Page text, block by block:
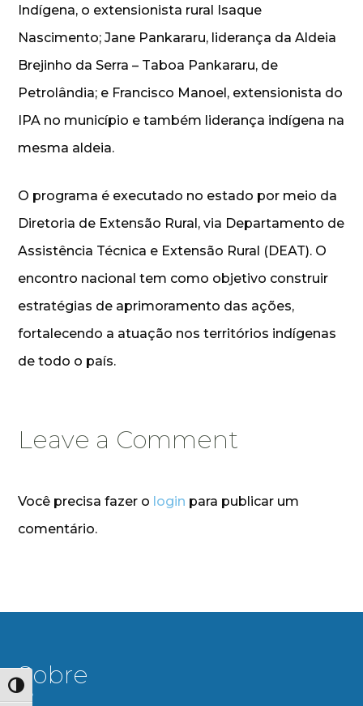
Alternar alto contraste
Indígena, o extensionista rural Isaque
Nascimento; Jane Pankararu, liderança da Aldeia
Brejinho da Serra – Taboa Pankararu, de
Petrolândia; e Francisco Manoel, extensionista do
IPA no município e também liderança indígena na
mesma aldeia.
O programa é executado no estado por meio da
Diretoria de Extensão Rural, via Departamento de
Assistência Técnica e Extensão Rural (DEAT). O
encontro nacional tem como objetivo construir
estratégias de aprimoramento das ações,
fortalecendo a atuação nos territórios indígenas
de todo o país.
Leave a Comment
Você precisa fazer o login para publicar um
comentário.
Sobre